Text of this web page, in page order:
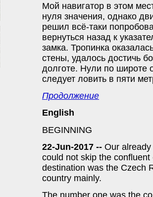
Мой навигатор в этом
нуля значения, однако
решил всё-таки
вернуться назад к
замка. Тропинка
стены, удалось достичь
долготе. Нули по широте
следует ловить в пяти
Продолжение
English
BEGINNING
22-Jun-2017 -- Our
could not skip the
destination was the Czech
country mainly.